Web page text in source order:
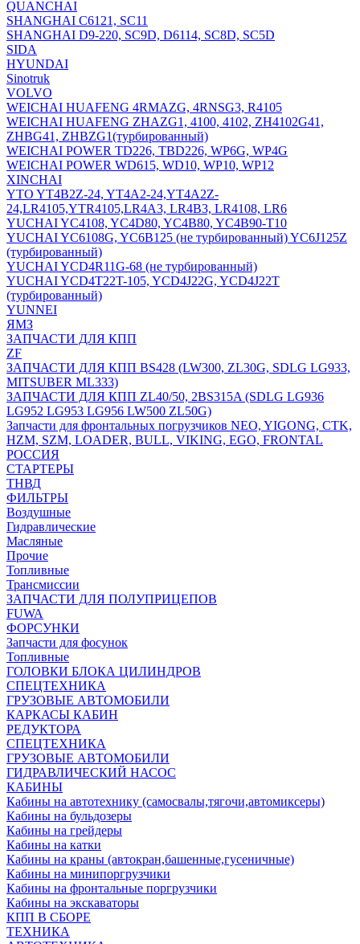
QUANCHAI
SHANGHAI C6121, SC11
SHANGHAI D9-220, SC9D, D6114, SC8D, SC5D
SIDA
HYUNDAI
Sinotruk
VOLVO
WEICHAI HUAFENG 4RMAZG, 4RNSG3, R4105
WEICHAI HUAFENG ZHAZG1, 4100, 4102, ZH4102G41,
ZHBG41, ZHBZG1(турбированный)
WEICHAI POWER TD226, TBD226, WP6G, WP4G
WEICHAI POWER WD615, WD10, WP10, WP12
XINCHAI
YTO YT4B2Z-24, YT4A2-24,YT4A2Z-
24,LR4105,YTR4105,LR4A3, LR4B3, LR4108, LR6
YUCHAI YC4108, YC4D80, YC4B80, YC4B90-T10
YUCHAI YC6108G, YC6B125 (не турбированный) YC6J125Z
(турбированный)
YUCHAI YCD4R11G-68 (не турбированный)
YUCHAI YCD4T22T-105, YCD4J22G, YCD4J22T
(турбированный)
YUNNEI
ЯМЗ
ЗАПЧАСТИ ДЛЯ КПП
ZF
ЗАПЧАСТИ ДЛЯ КПП BS428 (LW300, ZL30G, SDLG LG933,
MITSUBER ML333)
ЗАПЧАСТИ ДЛЯ КПП ZL40/50, 2BS315A (SDLG LG936
LG952 LG953 LG956 LW500 ZL50G)
Запчасти для фронтальных погрузчиков NEO, YIGONG, CTK,
HZM, SZM, LOADER, BULL, VIKING, EGO, FRONTAL
РОССИЯ
СТАРТЕРЫ
ТНВД
ФИЛЬТРЫ
Воздушные
Гидравлические
Масляные
Прочие
Топливные
Трансмиссии
ЗАПЧАСТИ ДЛЯ ПОЛУПРИЦЕПОВ
FUWA
ФОРСУНКИ
Запчасти для фосунок
Топливные
ГОЛОВКИ БЛОКА ЦИЛИНДРОВ
СПЕЦТЕХНИКА
ГРУЗОВЫЕ АВТОМОБИЛИ
КАРКАСЫ КАБИН
РЕДУКТОРА
СПЕЦТЕХНИКА
ГРУЗОВЫЕ АВТОМОБИЛИ
ГИДРАВЛИЧЕСКИЙ НАСОС
КАБИНЫ
Кабины на автотехнику (самосвалы,тягочи,автомиксеры)
Кабины на бульдозеры
Кабины на грейдеры
Кабины на катки
Кабины на краны (автокран,башенные,гусеничные)
Кабины на минипоргрузчики
Кабины на фронтальные поргрузчики
Кабины на экскаваторы
КПП В СБОРЕ
ТЕХНИКА